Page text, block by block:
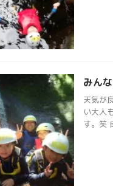
みん
天気が
い大人
す。笑